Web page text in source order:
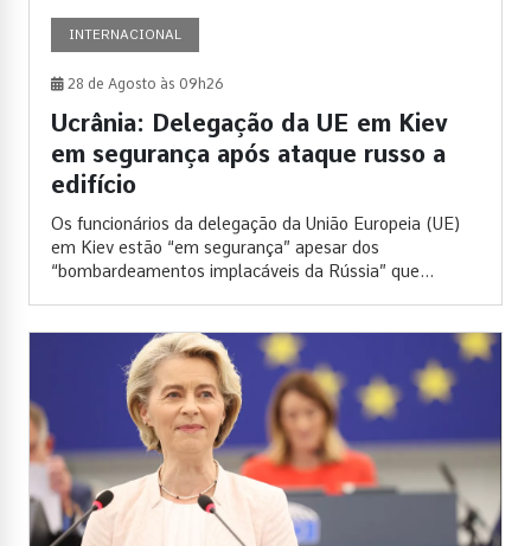
INTERNACIONAL
28 de Agosto às 09h26
Ucrânia: Delegação da UE em Kiev
em segurança após ataque russo a
edifício
Os funcionários da delegação da União Europeia (UE)
em Kiev estão “em segurança” apesar dos
“bombardeamentos implacáveis da Rússia” que...